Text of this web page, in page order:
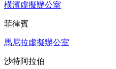
橫濱虛擬辦公室
菲律賓
馬尼拉虛擬辦公室
沙特阿拉伯